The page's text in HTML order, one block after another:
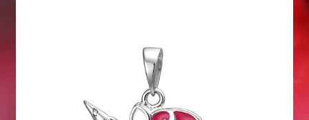
Weihnachtsangebote 2017
Weihnachtsangebote 2018